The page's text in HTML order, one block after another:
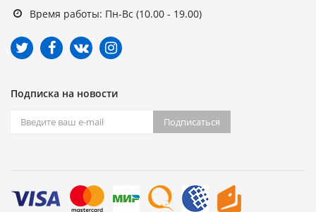
Время работы: Пн-Вс (10.00 - 19.00)
Подписка на новости
Подписаться